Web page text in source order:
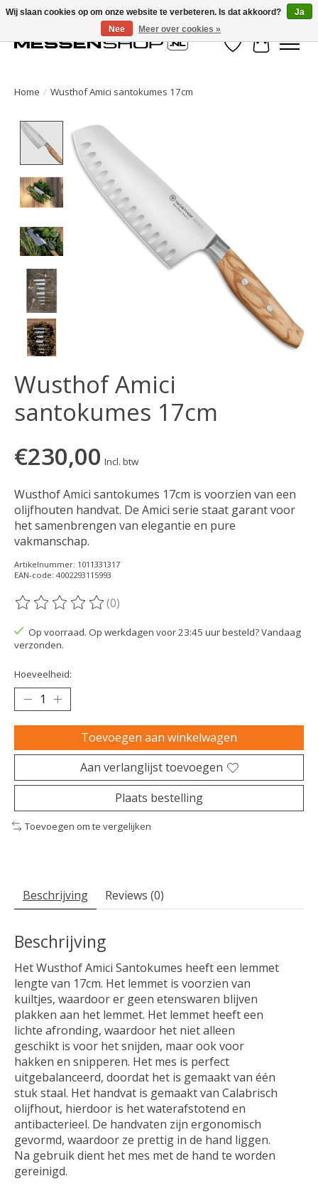
Verlanglijst
Home / Wusthof Amici santokumes 17cm
Product image slideshow Items
Wusthof Amici
santokumes 17cm
€230,00 Incl. btw
Wusthof Amici santokumes 17cm is voorzien van een
olijfhouten handvat. De Amici serie staat garant voor
het samenbrengen van elegantie en pure
vakmanschap.
Artikelnummer: 1011331317
EAN-code: 4002293115993
De beoordeling van dit product is
(0)
Op voorraad. Op werkdagen voor 23:45 uur besteld? Vandaag
verzonden.
Hoeveelheid:
Toevoegen aan winkelwagen
Aan verlanglijst toevoegen
Plaats bestelling
Toevoegen om te vergelijken
Beschrijving Reviews (0)
Beschrijving
Het Wusthof Amici Santokumes heeft een lemmet
lengte van 17cm. Het lemmet is voorzien van
kuiltjes, waardoor er geen etenswaren blijven
plakken aan het lemmet. Het lemmet heeft een
lichte afronding, waardoor het niet alleen
geschikt is voor het snijden, maar ook voor
hakken en snipperen. Het mes is perfect
uitgebalanceerd, doordat het is gemaakt van één
stuk staal. Het handvat is gemaakt van Calabrisch
olijfhout, hierdoor is het waterafstotend en
antibacterieel. De handvaten zijn ergonomisch
gevormd, waardoor ze prettig in de hand liggen.
Na gebruik dient het mes met de hand te worden
gereinigd.
Wij slaan cookies op om onze website te verbeteren. Is dat akkoord?
Ja
Nee
Meer over cookies »